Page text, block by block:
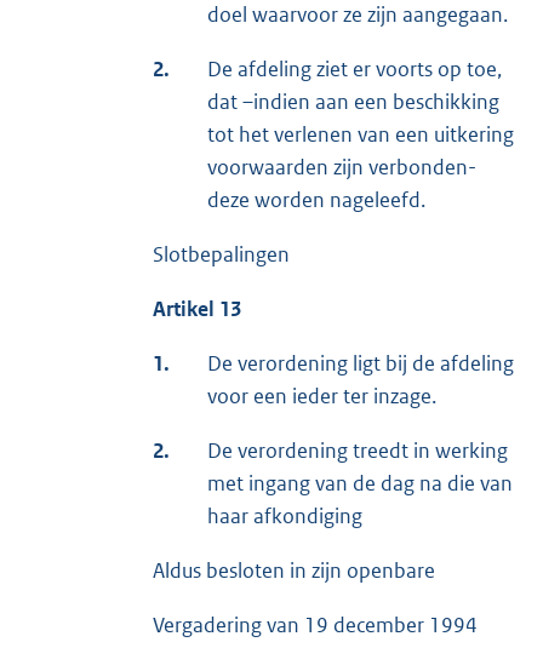
doel waarvoor ze zijn aangegaan.
2.
De afdeling ziet er voorts op toe,
dat –indien aan een beschikking
tot het verlenen van een uitkering
voorwaarden zijn verbonden-
deze worden nageleefd.
Slotbepalingen
Artikel 13
1.
De verordening ligt bij de afdeling
voor een ieder ter inzage.
2.
De verordening treedt in werking
met ingang van de dag na die van
haar afkondiging
Aldus besloten in zijn openbare
Vergadering van 19 december 1994